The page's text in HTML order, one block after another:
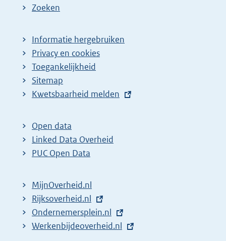
Zoeken
Informatie hergebruiken
Privacy en cookies
Toegankelijkheid
Sitemap
E
t
e
r
l
i
n
k
Kwetsbaarheid melden
Open data
Linked Data Overheid
PUC Open Data
MijnOverheid.nl
E
x
t
Rijksoverheid.nl
E
x
Ondernemersplein.nl
E
Werkenbijdeoverheid.nl